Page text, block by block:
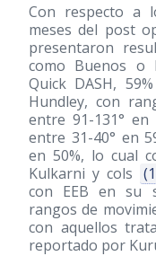
Con respecto a
meses del post
presentaron
como Buenos o
Quick DASH,
Hundley, con
entre 91-131° en
entre 31-40° en
en 50%, lo cual
Kulkarni y cols
con EEB en su
rangos de
con aquellos
reportado por